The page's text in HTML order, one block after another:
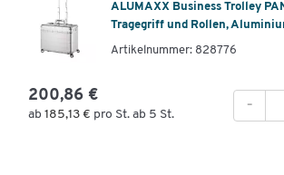
ALUMAXX Business Trolley
Tragegriff und Rollen,
Artikelnummer: 828776
200,86 €
ab 185,13 € pro St. ab 5 St.
-